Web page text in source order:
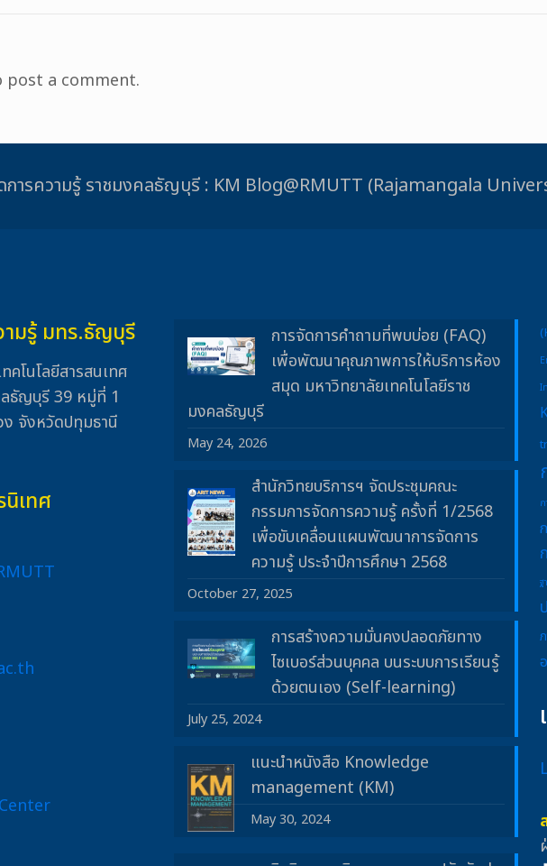
post a comment.
การความรู้ ราชมงคลธัญบุรี : KM Blog@RMUTT (Rajamangala
ามรู้ มทร.ธัญบุรี
คโนโลยีสารสนเทศ
ลธัญบุรี 39 หมู่ที่ 1
ง จังหวัดปทุมธานี
เทศ
การจัดการคำถามที่พบบ่อย (FAQ)
เพื่อพัฒนาคุณภาพการให้บริการห้อง
สมุด มหาวิทยาลัยเทคโนโลยีราช
มงคลธัญบุรี
May 24, 2026
สำนักวิทยบริการฯ จัดประชุมคณะ
กรรมการจัดการความรู้ ครั้งที่ 1/2568
เพื่อขับเคลื่อนแผนพัฒนาการจัดการ
ความรู้ ประจำปีการศึกษา 2568
October 27, 2025
การสร้างความมั่นคงปลอดภัยทาง
ไซเบอร์ส่วนบุคคล บนระบบการเรียนรู้
ด้วยตนเอง (Self-learning)
July 25, 2024
แนะนำหนังสือ Knowledge
management (KM)
May 30, 2024